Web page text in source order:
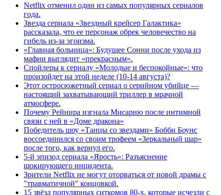
Netflix отменил один из самых популярных сериалов
года.
Звезда сериала «Звездный крейсер Галактика»
рассказала, что ее персонаж обрек человечество на
гибель из-за эгоизма.
«Главная больница»: Будущее Сонни после ухода из
мафии выглядит «прекрасным».
Спойлеры к сериалу «Молодые и беспокойные»: что
произойдет на этой неделе (10-14 августа)?
Этот остросюжетный сериал о серийном убийце —
настоящий захватывающий триллер в мрачной
атмосфере.
Почему Рейнира изгнала Мисарию после интимной
связи с ней в «Доме дракона»
Победитель шоу «Танцы со звездами» Бобби Боунс
воссоединился со своим трофеем «Зеркальный шар»
после того, как вернул его.
5-й эпизод сериала «Ярость»: Разъяснение
шокирующего инцидента.
Зрители Netflix не могут оторваться от новой драмы с
"травматичной" концовкой.
15 звёзд популярных ситкомов 80-х, которые исчезли с